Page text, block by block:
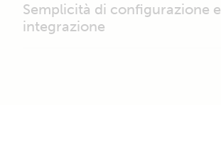
Semplicità di configurazione e
integrazione